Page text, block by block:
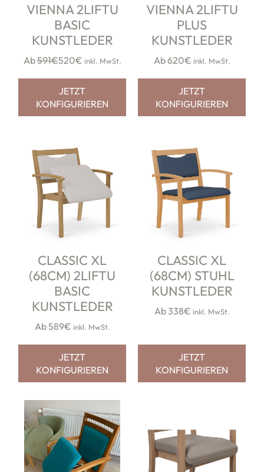
VIENNA 2LIFTU
BASIC
KUNSTLEDER
Ab591€520€ inkl. MwSt.
JETZT
KONFIGURIEREN
VIENNA 2LIFTU
PLUS
KUNSTLEDER
Ab 620€ inkl. MwSt.
JETZT
KONFIGURIEREN
CLASSIC XL
(68CM) 2LIFTU
BASIC
KUNSTLEDER
Ab 589€ inkl. MwSt.
JETZT
KONFIGURIEREN
CLASSIC XL
(68CM) STUHL
KUNSTLEDER
Ab 338€ inkl. MwSt.
JETZT
KONFIGURIEREN